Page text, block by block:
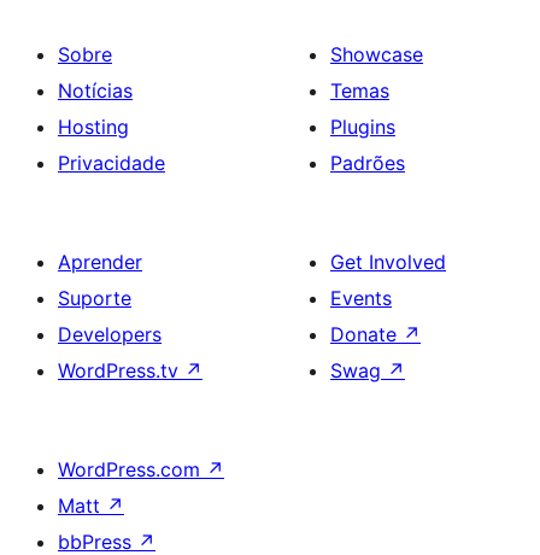
Sobre
Notícias
Hosting
Privacidade
Showcase
Temas
Plugins
Padrões
Aprender
Suporte
Developers
WordPress.tv ↗
Get Involved
Events
Donate ↗
Swag ↗
WordPress.com ↗
Matt ↗
bbPress ↗